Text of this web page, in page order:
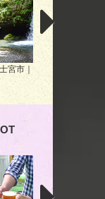
宮市｜
村山浅間神社～
『花装飾』～｜
市｜イベント